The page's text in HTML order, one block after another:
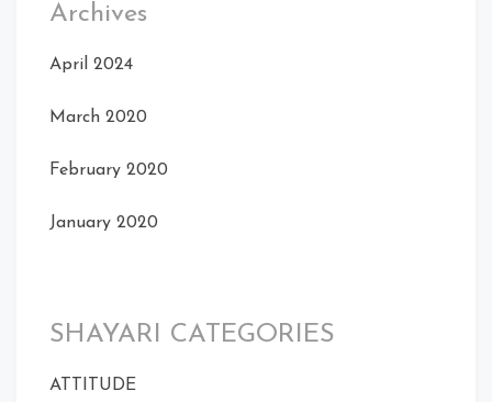
Archives
April 2024
March 2020
February 2020
January 2020
SHAYARI CATEGORIES
ATTITUDE